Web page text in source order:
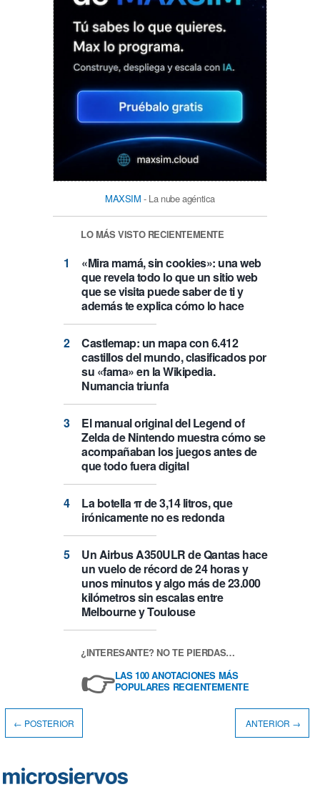
MAXSIM - La nube agéntica
LO MÁS VISTO RECIENTEMENTE
«Mira mamá, sin cookies»: una web
que revela todo lo que un sitio web
que se visita puede saber de ti y
además te explica cómo lo hace
Castlemap: un mapa con 6.412
castillos del mundo, clasificados por
su «fama» en la Wikipedia.
Numancia triunfa
El manual original del Legend of
Zelda de Nintendo muestra cómo se
acompañaban los juegos antes de
que todo fuera digital
La botella π de 3,14 litros, que
irónicamente no es redonda
Un Airbus A350ULR de Qantas hace
un vuelo de récord de 24 horas y
unos minutos y algo más de 23.000
kilómetros sin escalas entre
Melbourne y Toulouse
¿INTERESANTE? NO TE PIERDAS…
👉LAS 100 ANOTACIONES MÁS
POPULARES RECIENTEMENTE
← POSTERIOR ANTERIOR →